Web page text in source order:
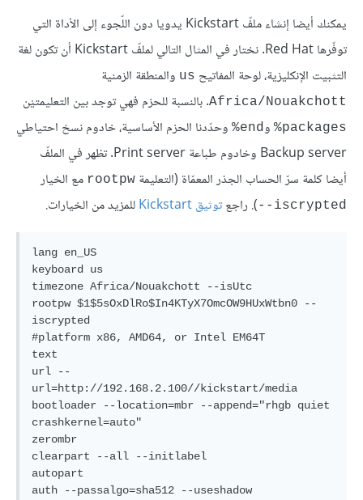
يمكنك أيضا إنشاء ملفّ Kickstart يدويا دون اللّجوء إلى الأداة التي
توفّرها Red Hat. نختار في المثال التالي لملفّ Kickstart أن تكون لغة
التثبيت الإنكليزية، لوحة المفاتيح us والمنطقة الزمنية
Africa/Nouakchott. بالنسبة للحزم فهي توجد بين التعليمتيْن
packages% وend%
وحدّدنا الحزم الأساسية، خادوم نسخ احتياطي
Backup server وخادوم طباعة Print server. تظهر في الملفّ
أيضا كلمة سرّ الحساب الجذر المعمّاة (التعليمة rootpw مع الخيار
iscrypted-- ). راجعتوثيق Kickstart للمزيد من الخيارات.
lang en_US
keyboard us
timezone Africa/Nouakchott --isUtc
rootpw $1$5sOxDlRo$In4KTyX7OmcOW9HUxWtbn0 --
iscrypted
#platform x86, AMD64, or Intel EM64T
text
url --
url=http://192.168.2.100//kickstart/media
bootloader --location=mbr --append="rhgb quiet
crashkernel=auto"
zerombr
clearpart --all --initlabel
autopart
auth --passalgo=sha512 --useshadow